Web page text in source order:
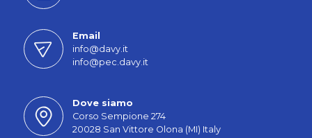
Email
info@davy.it
info@pec.davy.it
Dove siamo
Corso Sempione 274
20028 San Vittore Olona (MI) Italy